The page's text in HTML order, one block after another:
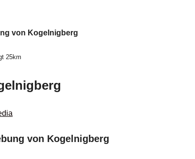
von Kogelnigberg
25km
von Kogelnigberg